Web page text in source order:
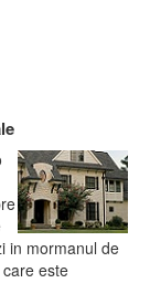
in mormanul de
este